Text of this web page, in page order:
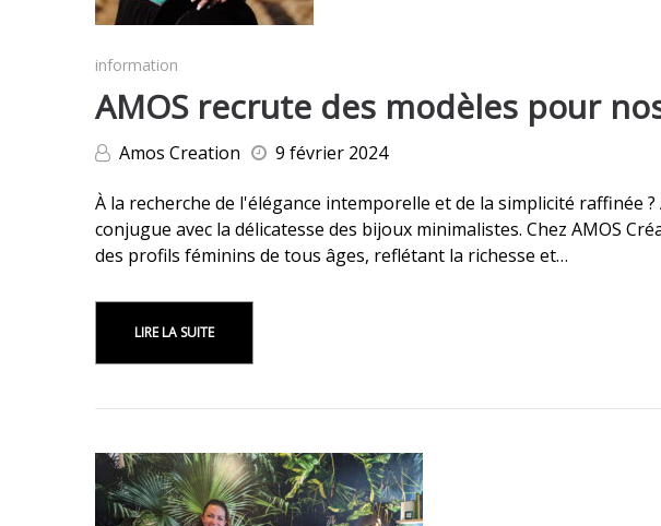
information
AMOS recrute des modèles pour
Amos Creation 9 février 2024
À la recherche de l'élégance intemporelle et de la simplicité raffinée
conjugue avec la délicatesse des bijoux minimalistes. Chez AMOS
des profils féminins de tous âges, reflétant la richesse et…
LIRE LA SUITE